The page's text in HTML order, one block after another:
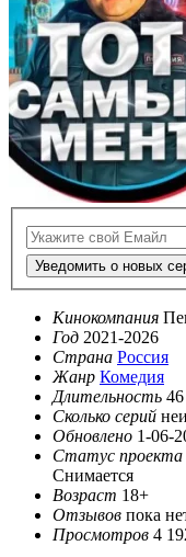
Уведомить о новых
Кинокомпания
Год 2021-2026
Страна Россия
Жанр Комедия
Длительность
Сколько серий
Обновлено 1-06-
Статус проекта
Снимается
Возраст 18+
Отзывов пока
Просмотров 4